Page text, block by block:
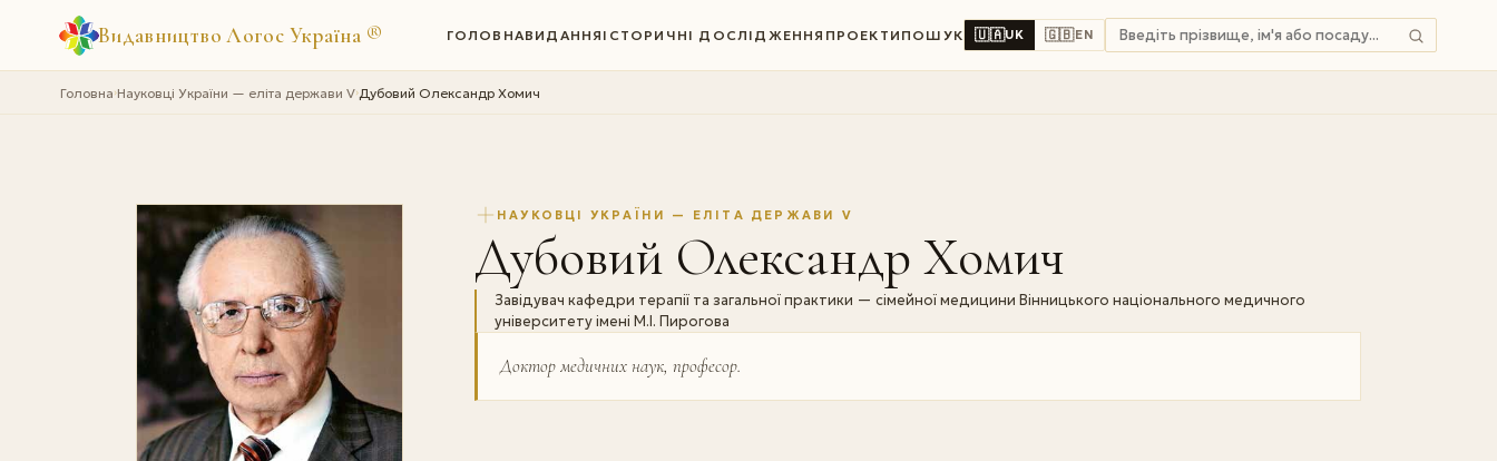
Видавництво Логос Україна ® ГОЛОВНАВИДАННЯ ІСТОРИЧНІ ДОСЛІДЖЕННЯ ПРОЕКТИ ПОШУК 🇺🇦UK 🇬🇧EN
Головна›Науковці України — еліта держави V›Дубовий Олександр Хомич
НАУКОВЦІ УКРАЇНИ — ЕЛІТА ДЕРЖАВИ V
Дубовий Олександр Хомич
Завідувач кафедри терапії та загальної практики — сімейної медицини Вінницького національного медичного
університету імені М.І. Пирогова
Доктор медичних наук, професор.